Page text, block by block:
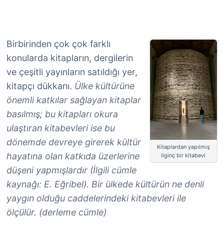
Kitaplardan yapılmış
ilginç bir kitabevi
Birbirinden çok çok farklı
konularda kitapların, dergilerin
ve çeşitli yayınların satıldığı yer,
kitapçı dükkanı. Ülke kültürüne
önemli katkılar sağlayan kitaplar
basılmış; bu kitapları okura
ulaştıran kitabevleri ise bu
dönemde devreye girerek kültür
hayatına olan katkıda üzerlerine
düşeni yapmışlardır (İlgili cümle
kaynağı: E. Eğribel). Bir ülkede kültürün ne denli
yaygın olduğu caddelerindeki kitabevleri ile
ölçülür. (derleme cümle)